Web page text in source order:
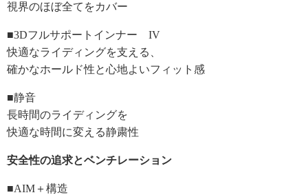
視界のほぼ全てをカバー
■3Dフルサポートインナー IV
快適なライディングを支える、
確かなホールド性と心地よいフィット感
■静音
長時間のライディングを
快適な時間に変える静粛性
安全性の追求とベンチレーション
■AIM＋構造